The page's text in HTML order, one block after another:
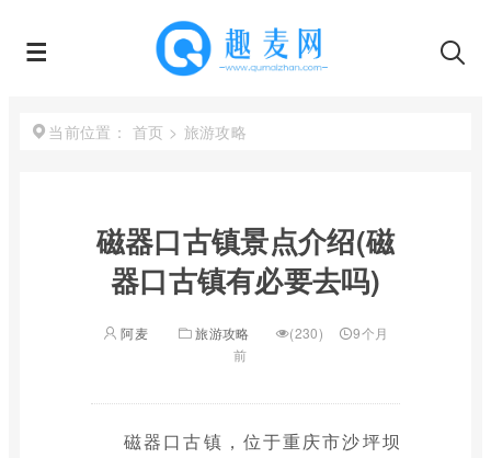
当前位置： 首页 > 旅游攻略
磁器口古镇景点介绍(磁
器口古镇有必要去吗)
阿麦 旅游攻略 (230)
9个月
前
磁器口古镇，位于重庆市沙坪坝